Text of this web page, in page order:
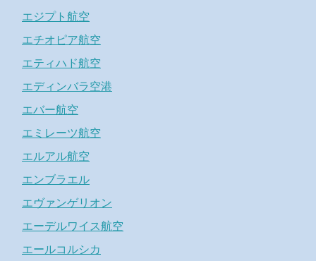
エジプト航空
エチオピア航空
エティハド航空
エディンバラ空港
エバー航空
エミレーツ航空
エルアル航空
エンブラエル
エヴァンゲリオン
エーデルワイス航空
エールコルシカ